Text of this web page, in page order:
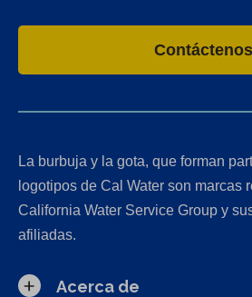
Contáctenos
La burbuja y la gota, que forman
logotipos de Cal Water son marcas
California Water Service Group y
afiliadas.
Acerca de